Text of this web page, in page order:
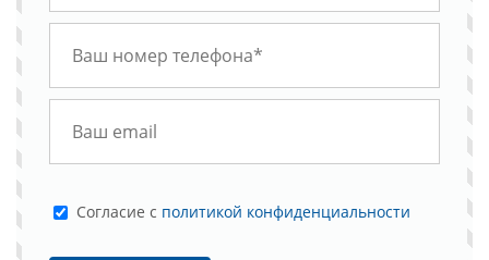
Cогласие с политикой конфиденциальности